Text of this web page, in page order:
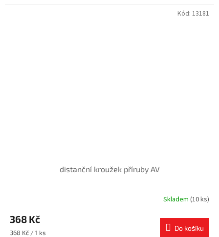
distanční kroužek příruby AV
Skladem (10 ks)
368 Kč
Měrná
368 Kč / 1 ks
Do košíku
Kód: 13181